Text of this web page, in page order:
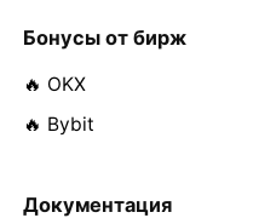
Бонусы от бирж
🔥 OKX
🔥 Bybit
Документация